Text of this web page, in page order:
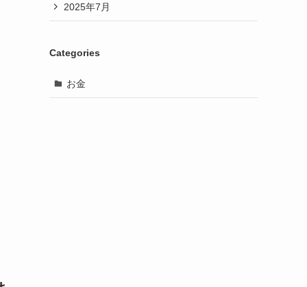
2025年7月
Categories
お金